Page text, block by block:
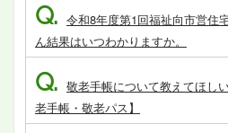
Q. 令和8年度第1回福祉向市営住
ん結果はいつわかりますか。
Q. 敬老手帳について教えてほし
老手帳・敬老パス】